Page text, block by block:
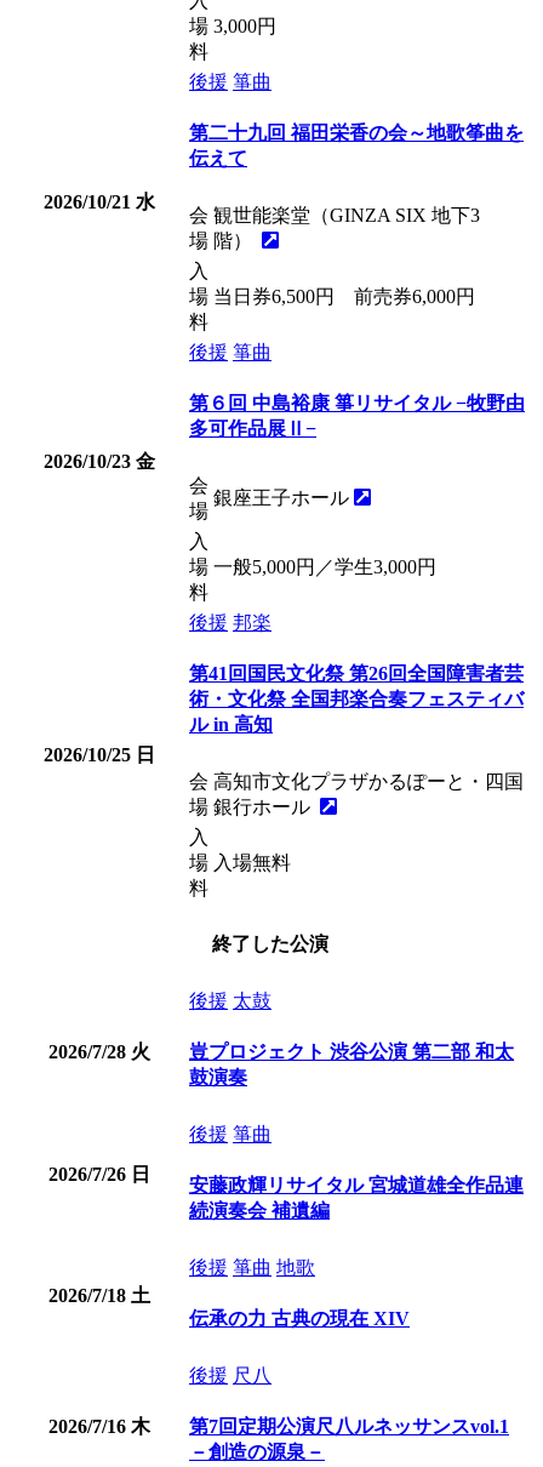
場
料
3,000円
2026/10/21 水
後援 箏曲
第二十九回 福田栄香の会～地歌筝曲を
伝えて
会
場
観世能楽堂（GINZA SIX 地下3
階）
入
場
料
当日券6,500円 前売券6,000円
2026/10/23 金
後援 箏曲
第６回 中島裕康 箏リサイタル −牧野由
多可作品展Ⅱ−
会
場
銀座王子ホール
入
場
料
一般5,000円／学生3,000円
2026/10/25 日
後援 邦楽
第41回国民文化祭 第26回全国障害者芸
術・文化祭 全国邦楽合奏フェスティバ
ル in 高知
会
場
高知市文化プラザかるぽーと・四国
銀行ホール
入
場
料
入場無料
終了した公演
2026/7/28 火
後援 太鼓
豈プロジェクト 渋谷公演 第二部 和太
鼓演奏
2026/7/26 日
後援 箏曲
安藤政輝リサイタル 宮城道雄全作品連
続演奏会 補遺編
2026/7/18 土
後援 箏曲 地歌
伝承の力 古典の現在 XIV
2026/7/16 木
後援 尺八
第7回定期公演尺八ルネッサンスvol.1
－創造の源泉－